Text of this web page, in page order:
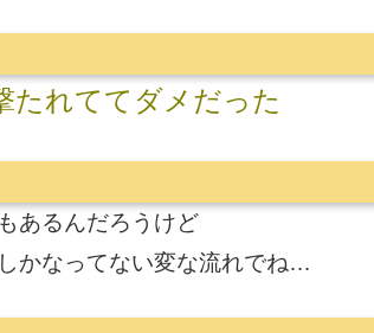
たれててダメだった
あるんだろうけど
かなってない変な流れでね…